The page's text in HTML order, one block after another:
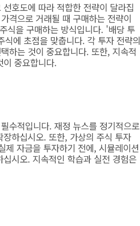
호도에 따라 적합한 전략이 달라집
으로 거래될 때 구매하는 전략이
을 구매하는 방식입니다. '배당 투
에 초점을 맞춥니다. 각 투자 전략의
하는 것이 중요합니다. 또한, 지속적
중요합니다.
수적입니다. 재정 뉴스를 정기적으로
하십시오. 또한, 가상의 주식 투자
자금을 투자하기 전에, 시뮬레이션
시오. 지속적인 학습과 실전 경험은